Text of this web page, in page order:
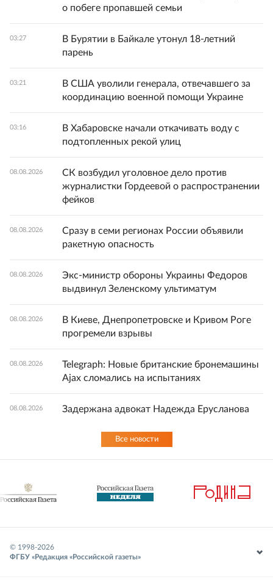
о побеге пропавшей семьи
03:27
В Бурятии в Байкале утонул 18-летний
парень
03:21
В США уволили генерала, отвечавшего за
координацию военной помощи Украине
03:16
В Хабаровске начали откачивать воду с
подтопленных рекой улиц
08.08.2026
СК возбудил уголовное дело против
журналистки Гордеевой о распространении
фейков
08.08.2026
Сразу в семи регионах России объявили
ракетную опасность
08.08.2026
Экс-министр обороны Украины Федоров
выдвинул Зеленскому ультиматум
08.08.2026
В Киеве, Днепропетровске и Кривом Роге
прогремели взрывы
08.08.2026
Telegraph: Новые британские бронемашины
Ajax сломались на испытаниях
08.08.2026 Задержана адвокат Надежда Ерусланова
Все новости
© 1998-2026
ФГБУ «Редакция «Российской газеты»